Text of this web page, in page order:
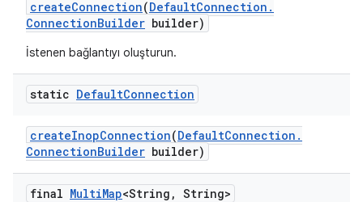
createConnection(DefaultConnection .
ConnectionBuilder builder)
İstenen bağlantıyı oluşturun.
static DefaultConnection
createInopConnection(DefaultConnection .
ConnectionBuilder builder)
final MultiMap<String , String>